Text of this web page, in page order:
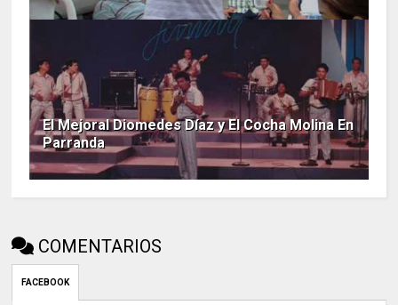
El Mejoral Diomedes Díaz y El Cocha Molina En
Parranda
COMENTARIOS
FACEBOOK